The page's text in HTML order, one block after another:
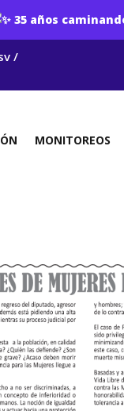
35 años
/
MONITOREOS